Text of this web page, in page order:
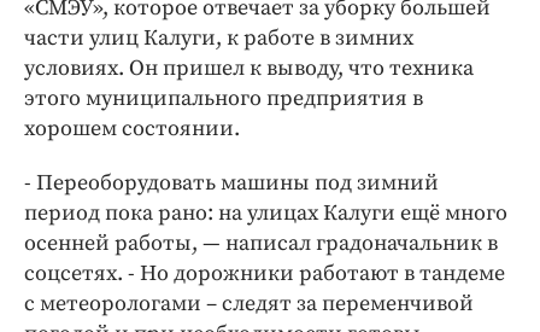
«СМЭУ», которое отвечает за уборку большей
части улиц Калуги, к работе в зимних
условиях. Он пришел к выводу, что техника
этого муниципального предприятия в
хорошем состоянии.
- Переоборудовать машины под зимний
период пока рано: на улицах Калуги ещё много
осенней работы, — написал градоначальник в
соцсетях. - Но дорожники работают в тандеме
с метеорологами – следят за переменчивой